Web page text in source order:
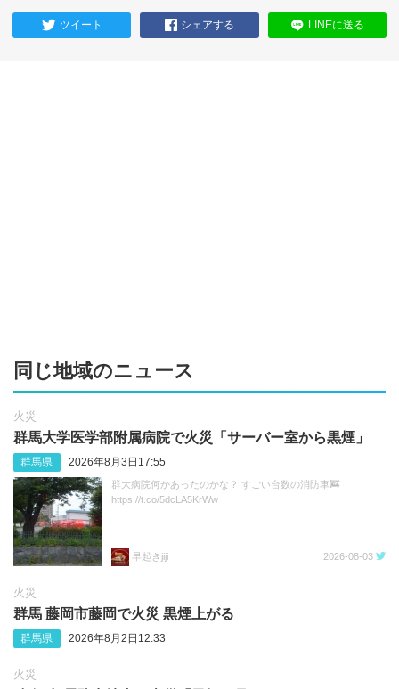
ツイート シェアする LINEに送る
同じ地域のニュース
火災
群馬大学医学部附属病院で火災「サーバー室から黒煙」
群馬県 2026年8月3日17:55
群大病院何かあったのかな？ すごい台数の消防車🚒
https://t.co/5dcLA5KrWw
早起きjiji 2026-08-03
火災
群馬 藤岡市藤岡で火災 黒煙上がる
群馬県 2026年8月2日12:33
火災